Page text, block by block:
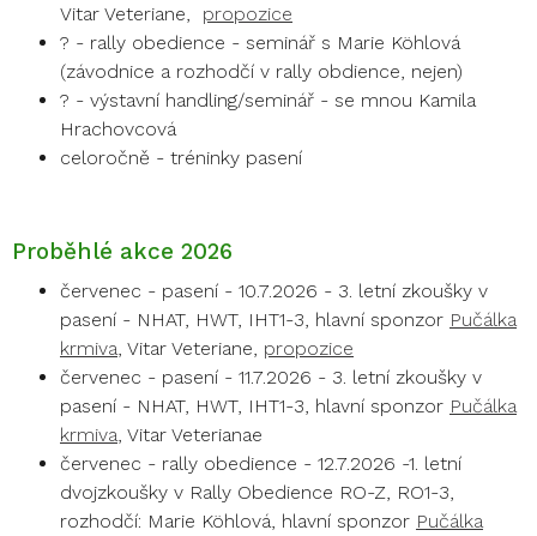
Vitar Veteriane, propozice
? - rally obedience - seminář s Marie Köhlová
(závodnice a rozhodčí v rally obdience, nejen)
? - výstavní handling/seminář - se mnou Kamila
Hrachovcová
celoročně - tréninky pasení
Proběhlé akce 2026
červenec - pasení - 10.7.2026 - 3. letní zkoušky v
pasení - NHAT, HWT, IHT1-3, hlavní sponzor Pučálka
krmiva, Vitar Veteriane, propozice
červenec - pasení - 11.7.2026 - 3. letní zkoušky v
pasení - NHAT, HWT, IHT1-3, hlavní sponzor Pučálka
krmiva, Vitar Veterianae
červenec - rally obedience - 12.7.2026 -1. letní
dvojzkoušky v Rally Obedience RO-Z, RO1-3,
rozhodčí: Marie Köhlová, hlavní sponzor Pučálka